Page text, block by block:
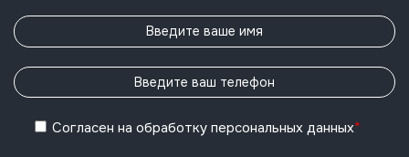
Согласен на обработку персональных данных*